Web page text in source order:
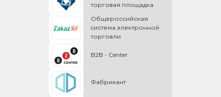
торговая площадка
Общероссийская
cистема электронной
торговли
B2B - Center
Фабрикант